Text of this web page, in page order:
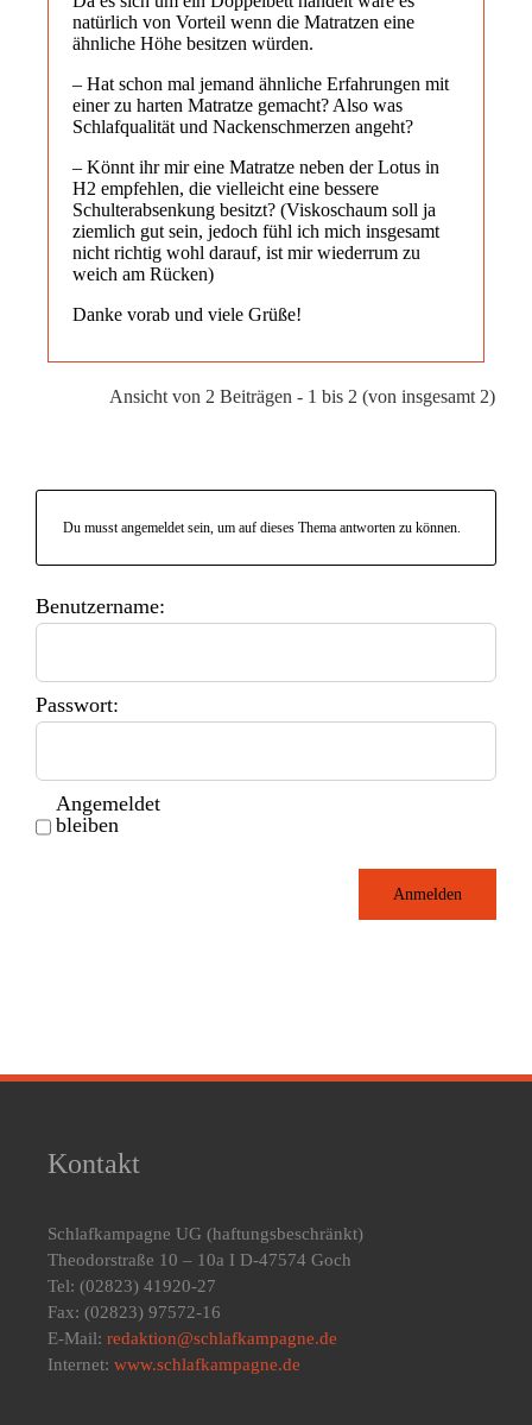
natürlich von Vorteil wenn die Matratzen eine
ähnliche Höhe besitzen würden.
– Hat schon mal jemand ähnliche Erfahrungen mit
einer zu harten Matratze gemacht? Also was
Schlafqualität und Nackenschmerzen angeht?
– Könnt ihr mir eine Matratze neben der Lotus in
H2 empfehlen, die vielleicht eine bessere
Schulterabsenkung besitzt? (Viskoschaum soll ja
ziemlich gut sein, jedoch fühl ich mich insgesamt
nicht richtig wohl darauf, ist mir wiederrum zu
weich am Rücken)
Danke vorab und viele Grüße!
Ansicht von 2 Beiträgen - 1 bis 2 (von insgesamt 2)
Du musst angemeldet sein, um auf dieses Thema antworten zu können.
Benutzername:
Passwort:
Angemeldet
bleiben
Anmelden
Kontakt
Schlafkampagne UG (haftungsbeschränkt)
Theodorstraße 10 – 10a I D-47574 Goch
Tel: (02823) 41920-27
Fax: (02823) 97572-16
E-Mail: redaktion@schlafkampagne.de
Internet: www.schlafkampagne.de